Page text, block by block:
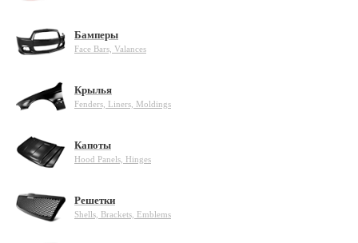
Бамперы
Face Bars, Valances
Крылья
Fenders, Liners, Moldings
Капоты
Hood Panels, Hinges
Решетки
Shells, Brackets, Emblems